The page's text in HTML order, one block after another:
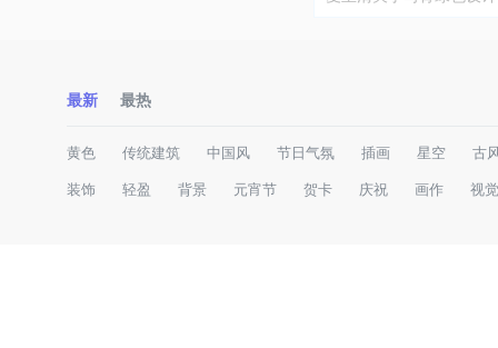
最新 最热
黄色 传统建筑 中国风 节日气氛 插画 星空 古
装饰 轻盈 背景 元宵节 贺卡 庆祝 画作 视